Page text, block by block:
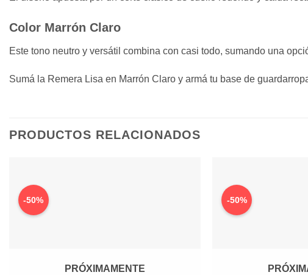
Color Marrón Claro
Este tono neutro y versátil combina con casi todo, sumando una
Sumá la Remera Lisa en Marrón Claro y armá tu base de
PRODUCTOS RELACIONADOS
-50%
PRÓXIMAMENTE
-50%